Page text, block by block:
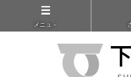
メニュ－